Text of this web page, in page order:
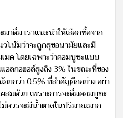
าดื่ม เราแนะนำให้เลือกซื้อจาก
โน้มว่าจะถูกสุขอนามัยและมี
ด โดยเฉพาะว่าคอมบูชะแบบ
อลกอฮอล์สูงถึง 3% ในขณะที่ของ
กว่า 0.5% ที่สำคัญอีกอย่าง อย่า
มด้วย เพราะการจะดื่มคอมบูชะ
ควรจะมีน้ำตาลในปริมาณมาก